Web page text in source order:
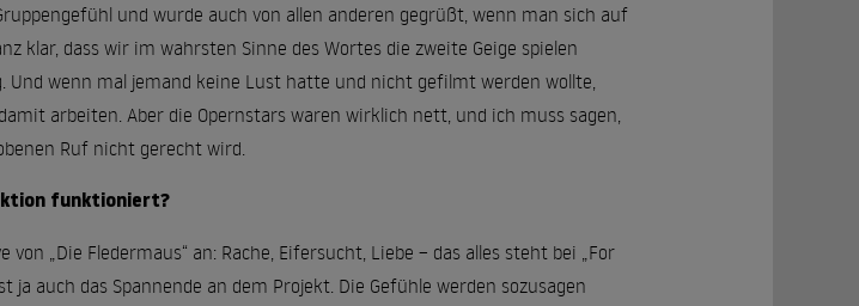
und wurde auch von allen anderen gegrüßt, wenn man sich auf
klar, dass wir im wahrsten Sinne des Wortes die zweite Geige spielen
wenn mal jemand keine Lust hatte und nicht gefilmt werden wollte,
arbeiten. Aber die Opernstars waren wirklich nett, und ich muss sagen,
Ruf nicht gerecht wird.
funktioniert?
„Die Fledermaus“ an: Rache, Eifersucht, Liebe – das alles steht bei „For
auch das Spannende an dem Projekt. Die Gefühle werden sozusagen